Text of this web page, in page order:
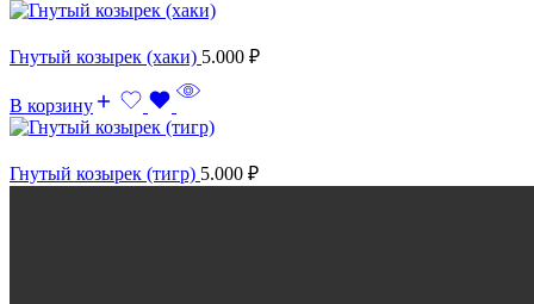
Гнутый козырек (хаки) 5.000 ₽
В корзину
Гнутый козырек (тигр) 5.000 ₽